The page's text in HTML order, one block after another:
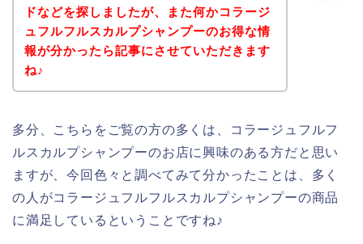
ドなどを探しましたが、また何かコラージ
ュフルフルスカルプシャンプーのお得な情
報が分かったら記事にさせていただきます
ね♪
多分、こちらをご覧の方の多くは、コラージュフルフ
ルスカルプシャンプーのお店に興味のある方だと思い
ますが、今回色々と調べてみて分かったことは、多く
の人がコラージュフルフルスカルプシャンプーの商品
に満足しているということですね♪